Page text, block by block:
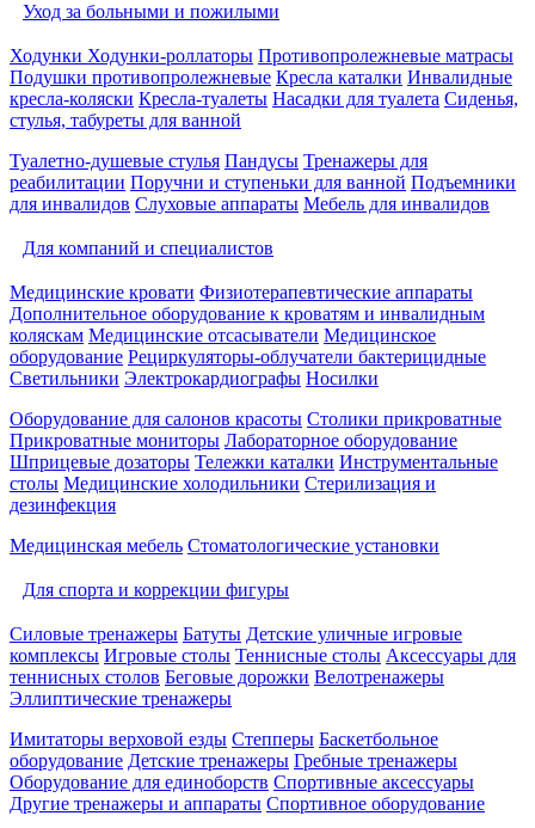
Уход за больными и пожилыми
Ходунки Ходунки-роллаторы Противопролежневые матрасы
Подушки противопролежневые Кресла каталки Инвалидные
кресла-коляски Кресла-туалеты Насадки для туалета Сиденья,
стулья, табуреты для ванной
Туалетно-душевые стулья Пандусы Тренажеры для
реабилитации Поручни и ступеньки для ванной Подъемники
для инвалидов Слуховые аппараты Мебель для инвалидов
Для компаний и специалистов
Медицинские кровати Физиотерапевтические аппараты
Дополнительное оборудование к кроватям и инвалидным
коляскам Медицинские отсасыватели Медицинское
оборудование Рециркуляторы-облучатели бактерицидные
Светильники Электрокардиографы Носилки
Оборудование для салонов красоты Столики прикроватные
Прикроватные мониторы Лабораторное оборудование
Шприцевые дозаторы Тележки каталки Инструментальные
столы Медицинские холодильники Стерилизация и
дезинфекция
Медицинская мебель Стоматологические установки
Для спорта и коррекции фигуры
Силовые тренажеры Батуты Детские уличные игровые
комплексы Игровые столы Теннисные столы Аксессуары для
теннисных столов Беговые дорожки Велотренажеры
Эллиптические тренажеры
Имитаторы верховой езды Степперы Баскетбольное
оборудование Детские тренажеры Гребные тренажеры
Оборудование для единоборств Спортивные аксессуары
Другие тренажеры и аппараты Спортивное оборудование